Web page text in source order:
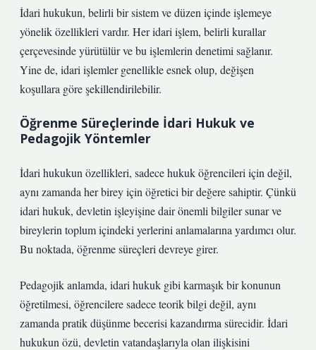
İdari hukukun, belirli bir sistem ve düzen içinde işlemeye
yönelik özellikleri vardır. Her idari işlem, belirli kurallar
çerçevesinde yürütülür ve bu işlemlerin denetimi sağlanır.
Yine de, idari işlemler genellikle esnek olup, değişen
koşullara göre şekillendirilebilir.
Öğrenme Süreçlerinde İdari Hukuk ve
Pedagojik Yöntemler
İdari hukukun özellikleri, sadece hukuk öğrencileri için değil,
aynı zamanda her birey için öğretici bir değere sahiptir. Çünkü
idari hukuk, devletin işleyişine dair önemli bilgiler sunar ve
bireylerin toplum içindeki yerlerini anlamalarına yardımcı olur.
Bu noktada, öğrenme süreçleri devreye girer.
Pedagojik anlamda, idari hukuk gibi karmaşık bir konunun
öğretilmesi, öğrencilere sadece teorik bilgi değil, aynı
zamanda pratik düşünme becerisi kazandırma sürecidir. İdari
hukukun özü, devletin vatandaşlarıyla olan ilişkisini